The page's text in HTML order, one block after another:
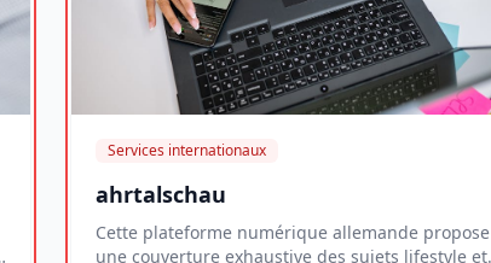
Services internationaux
ahrtalschau
Cette plateforme numérique allemande propose
une couverture exhaustive des sujets lifestyle et